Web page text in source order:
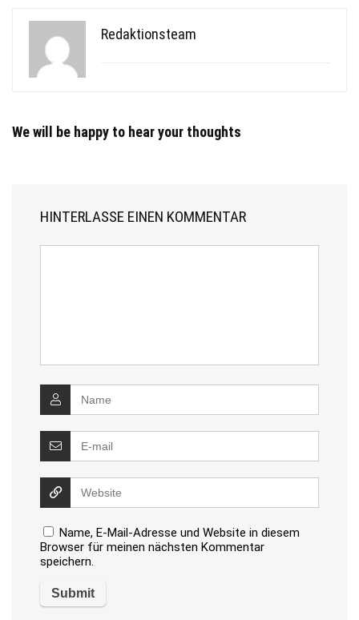
Redaktionsteam
We will be happy to hear your thoughts
HINTERLASSE EINEN KOMMENTAR
Name, E-Mail-Adresse und Website in diesem
Browser für meinen nächsten Kommentar
speichern.